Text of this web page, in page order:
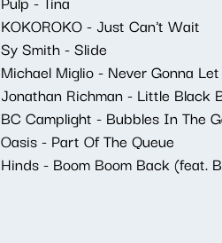
KOKOROKO - Just Can't Wait
Sy Smith - Slide
Michael Miglio - Never Gonna Let
Jonathan Richman - Little Black
BC Camplight - Bubbles In The
Oasis - Part Of The Queue
Hinds - Boom Boom Back (feat.